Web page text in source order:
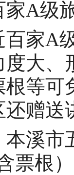
A级
A级
大、
等可
赠送
市
票根